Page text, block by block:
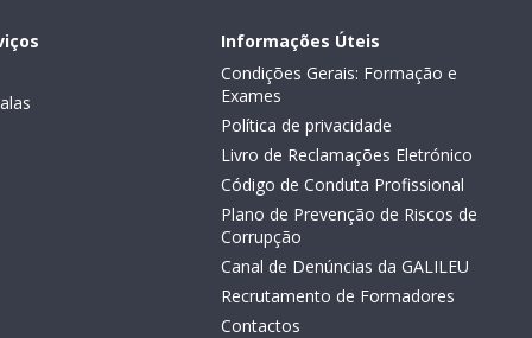
Informações Úteis
Condições Gerais: Formação e
Exames
Política de privacidade
Livro de Reclamações Eletrónico
Código de Conduta Profissional
Plano de Prevenção de Riscos de
Corrupção
Canal de Denúncias da GALILEU
Recrutamento de Formadores
Contactos